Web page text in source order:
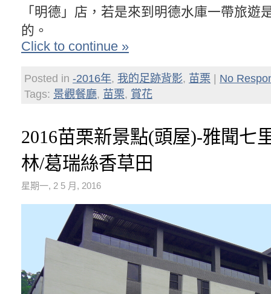
「明德」店，若是來到明德水庫一帶旅遊
的。
Click to continue »
Posted in -2016年, 我的足跡背影, 苗栗
No
Tags: 景觀餐廳, 苗栗, 賞花
2016苗栗新景點(頭屋)-雅聞七
林/葛瑞絲香草田
星期一, 2 5 月, 2016